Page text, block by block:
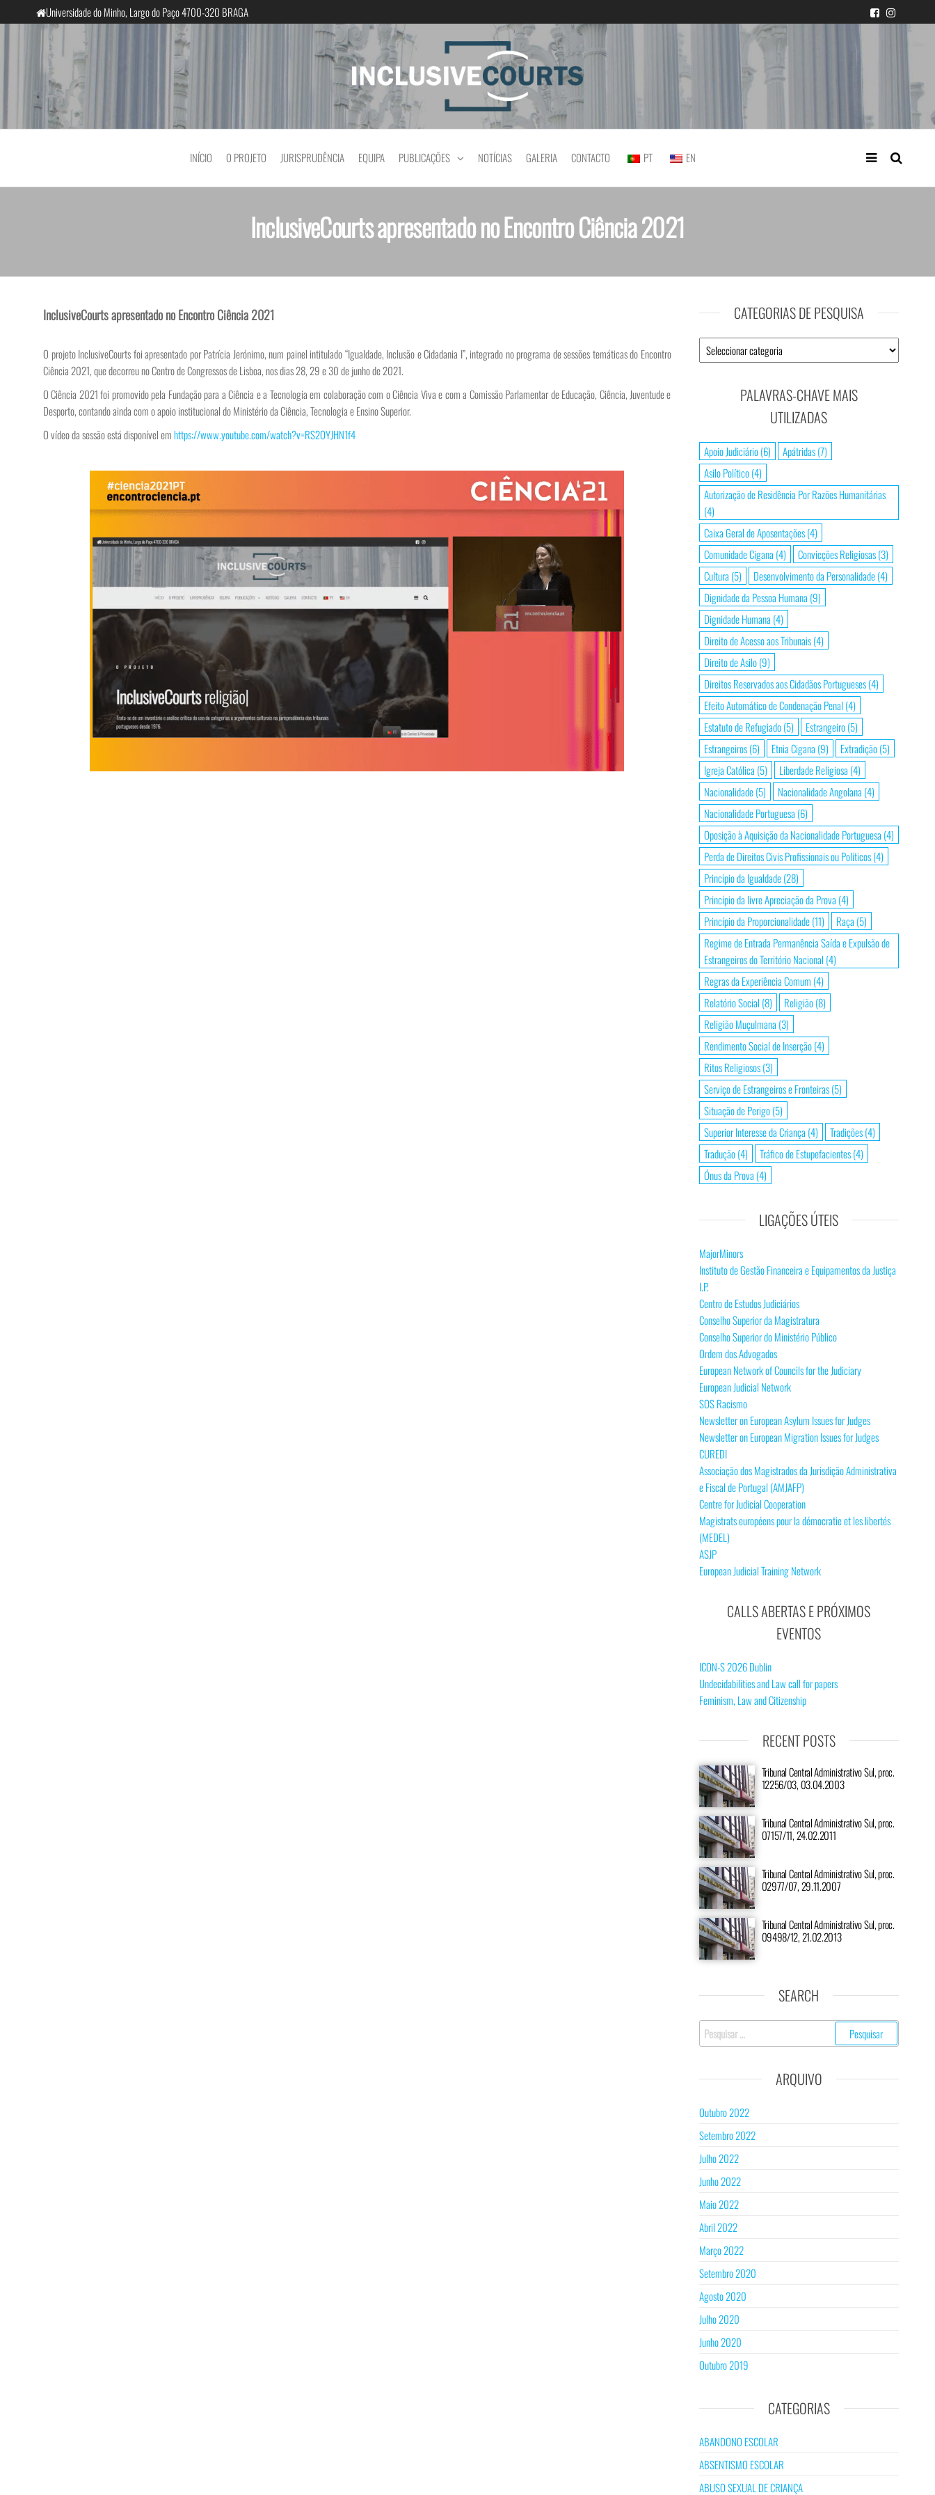
Universidade do Minho, Largo do Paço 4700-320 BRAGA
InclusiveCourts Igualdade e diferença cultural na prática judicial portuguesa
INÍCIO O PROJETO JURISPRUDÊNCIA EQUIPA PUBLICAÇÕES NOTÍCIAS GALERIA CONTACTO PT EN
InclusiveCourts apresentado no Encontro Ciência 2021
InclusiveCourts apresentado no Encontro Ciência 2021
O projeto InclusiveCourts foi apresentado por Patrícia Jerónimo, num painel intitulado “Igualdade, Inclusão e Cidadania I”, integrado no programa de sessões temáticas do Encontro
Ciência 2021, que decorreu no Centro de Congressos de Lisboa, nos dias 28, 29 e 30 de junho de 2021.
O Ciência 2021 foi promovido pela Fundação para a Ciência e a Tecnologia em colaboração com o Ciência Viva e com a Comissão Parlamentar de Educação, Ciência, Juventude e
Desporto, contando ainda com o apoio institucional do Ministério da Ciência, Tecnologia e Ensino Superior.
O vídeo da sessão está disponível emhttps://www.youtube.com/watch?v=RS2OYJHN1f4
CATEGORIAS DE PESQUISA
PALAVRAS-CHAVE MAIS
UTILIZADAS
Apoio Judiciário(6) Apátridas(7)
Asilo Político(4)
Autorização de Residência Por Razões Humanitárias
(4)
Caixa Geral de Aposentações(4)
Comunidade Cigana (4) Convicções Religiosas(3)
Cultura (5) Desenvolvimento da Personalidade(4)
Dignidade da Pessoa Humana (9)
Dignidade Humana (4)
Direito de Acesso aos Tribunais(4)
Direito de Asilo(9)
Direitos Reservados aos Cidadãos Portugueses(4)
Efeito Automático de Condenação Penal (4)
Estatuto de Refugiado(5) Estrangeiro(5)
Estrangeiros(6) Etnia Cigana (9) Extradição(5)
Igreja Católica (5) Liberdade Religiosa (4)
Nacionalidade(5) Nacionalidade Angolana (4)
Nacionalidade Portuguesa (6)
Oposição à Aquisição da Nacionalidade Portuguesa (4)
Perda de Direitos Civis Profissionais ou Políticos(4)
Princípio da Igualdade(28)
Princípio da livre Apreciação da Prova (4)
Princípio da Proporcionalidade(11) Raça (5)
Regime de Entrada Permanência Saída e Expulsão de
Estrangeiros do Território Nacional (4)
Regras da Experiência Comum (4)
Relatório Social (8) Religião(8)
Religião Muçulmana (3)
Rendimento Social de Inserção(4)
Ritos Religiosos(3)
Serviço de Estrangeiros e Fronteiras(5)
Situação de Perigo(5)
Superior Interesse da Criança (4) Tradições(4)
Tradução(4) Tráfico de Estupefacientes(4)
Ónus da Prova (4)
LIGAÇÕES ÚTEIS
MajorMinors
Instituto de Gestão Financeira e Equipamentos da Justiça
I.P.
Centro de Estudos Judiciários
Conselho Superior da Magistratura
Conselho Superior do Ministério Público
Ordem dos Advogados
European Network of Councils for the Judiciary
European Judicial Network
SOS Racismo
Newsletter on European Asylum Issues for Judges
Newsletter on European Migration Issues for Judges
CUREDI
Associação dos Magistrados da Jurisdição Administrativa
e Fiscal de Portugal (AMJAFP)
Centre for Judicial Cooperation
Magistrats européens pour la démocratie et les libertés
(MEDEL)
ASJP
European Judicial Training Network
CALLS ABERTAS E PRÓXIMOS
EVENTOS
ICON-S 2026 Dublin
Undecidabilities and Law call for papers
Feminism, Law and Citizenship
RECENT POSTS
Tribunal Central Administrativo Sul, proc.
12256/03, 03.04.2003
Tribunal Central Administrativo Sul, proc.
07157/11, 24.02.2011
Tribunal Central Administrativo Sul, proc.
02977/07, 29.11.2007
Tribunal Central Administrativo Sul, proc.
09498/12, 21.02.2013
SEARCH
ARQUIVO
Outubro 2022
Setembro 2022
Julho 2022
Junho 2022
Maio 2022
Abril 2022
Março 2022
Setembro 2020
Agosto 2020
Julho 2020
Junho 2020
Outubro 2019
CATEGORIAS
ABANDONO ESCOLAR
ABSENTISMO ESCOLAR
ABUSO SEXUAL DE CRIANÇA